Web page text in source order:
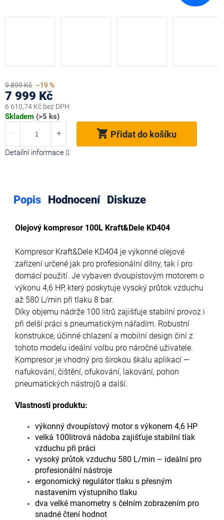
9 899 Kč –19 %
7 999 Kč
6 610,74 Kč bez DPH
Měrná
Skladem (>5 ks)
Přidat do košíku
Detailní informace
Popis Hodnocení Diskuze
Olejový kompresor 100L Kraft&Dele KD404
Kompresor Kraft&Dele KD404 je výkonné olejové
zařízení určené jak pro profesionální dílny, tak i pro
domácí použití. Je vybaven dvoupístovým motorem o
výkonu 4,6 HP, který poskytuje vysoký průtok vzduchu
až 580 L/min při tlaku 8 bar.
Díky objemu nádrže 100 litrů zajišťuje stabilní provoz i
při delší práci s pneumatickým nářadím. Robustní
konstrukce, účinné chlazení a mobilní design činí z
tohoto modelu ideální volbu pro náročné uživatele.
Kompresor je vhodný pro širokou škálu aplikací —
nafukování, čištění, ofukování, lakování, pohon
pneumatických nástrojů a další.
Vlastnosti produktu:
výkonný dvoupístový motor s výkonem 4,6 HP
velká 100litrová nádoba zajišťuje stabilní tlak
vzduchu při práci
vysoký průtok vzduchu 580 L/min – ideální pro
profesionální nástroje
ergonomický regulátor tlaku s přesným
nastavením výstupního tlaku
dva velké manometry s čelním zobrazením pro
snadné čtení hodnot